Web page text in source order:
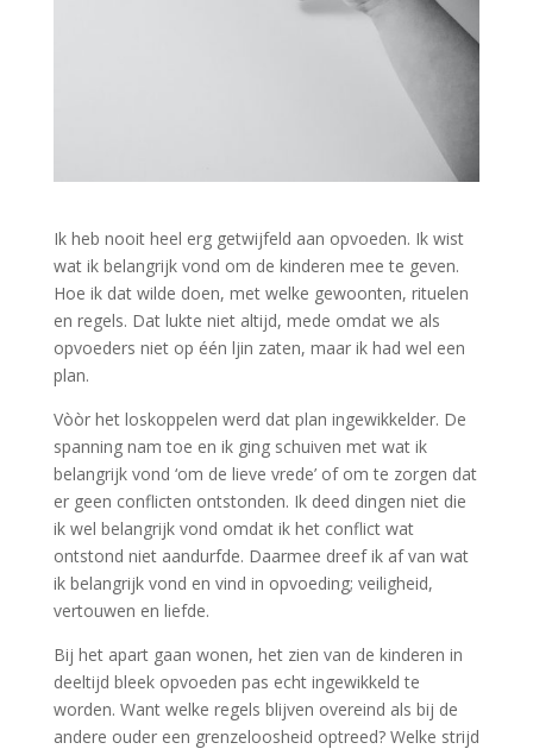
Ik heb nooit heel erg getwijfeld aan opvoeden. Ik wist
wat ik belangrijk vond om de kinderen mee te geven.
Hoe ik dat wilde doen, met welke gewoonten, rituelen
en regels. Dat lukte niet altijd, mede omdat we als
opvoeders niet op één ljin zaten, maar ik had wel een
plan.
Vòòr het loskoppelen werd dat plan ingewikkelder. De
spanning nam toe en ik ging schuiven met wat ik
belangrijk vond ‘om de lieve vrede’ of om te zorgen dat
er geen conflicten ontstonden. Ik deed dingen niet die
ik wel belangrijk vond omdat ik het conflict wat
ontstond niet aandurfde. Daarmee dreef ik af van wat
ik belangrijk vond en vind in opvoeding; veiligheid,
vertouwen en liefde.
Bij het apart gaan wonen, het zien van de kinderen in
deeltijd bleek opvoeden pas echt ingewikkeld te
worden. Want welke regels blijven overeind als bij de
andere ouder een grenzeloosheid optreed? Welke strijd